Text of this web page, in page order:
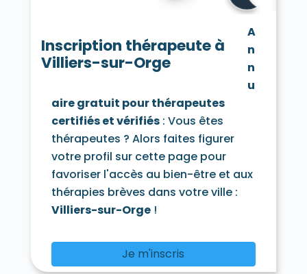
Cheptainville 91630
Chevannes 91750
Chilly-Mazarin 91380
Congerville-Thionville 91740
Courdimanche-sur-Essonne 91720
Courson-Monteloup 91680
Crosne 91560
Dannemois 91490
D'Huison-Longueville 91590
Dourdan 91410
Draveil 91210
Écharcon 91540
Épinay-sous-Sénart 91860
Épinay-sur-Orge 91360
Estouches 91660
Étampes 91150
Étiolles 91450
Fontaine-la-Rivière 91690
Fontenay-lès-Briis 91640
Inscription thérapeute à
Villiers-sur-Orge
A
n
n
u
aire gratuit pour thérapeutes
certifiés et vérifiés: Vous êtes
thérapeutes ? Alors faites figurer
votre profil sur cette page pour
favoriser l'accès au bien-être et aux
thérapies brèves dans votre ville :
Villiers-sur-Orge!
Je m'inscris